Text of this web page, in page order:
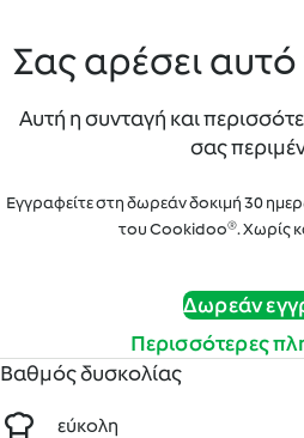
Σας αρέσει
Αυτή η συνταγή και
σας
Εγγραφείτε στη δωρεάν δοκιμή 30
του Cookidoo®. Χωρίς
Δωρεάν
Περισσότερες
Βαθμός δυσκολίας
εύκολη